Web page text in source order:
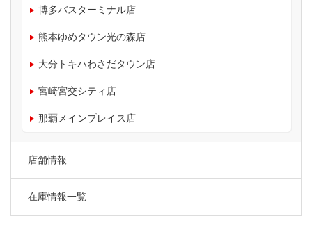
博多バスターミナル店
熊本ゆめタウン光の森店
大分トキハわさだタウン店
宮崎宮交シティ店
那覇メインプレイス店
店舗情報
在庫情報一覧